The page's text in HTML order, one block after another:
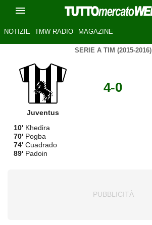
NOTIZIE TMW RADIO MAGAZINE
SERIE A TIM (2015-2016)
Juventus
4-0
10' Khedira
70' Pogba
74' Cuadrado
89' Padoin